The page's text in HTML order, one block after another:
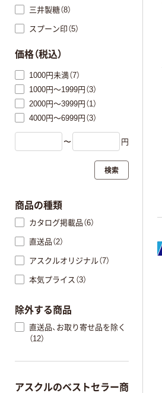
三井製糖（8）
スプーン印（5）
価格（税込）
1000円未満（7）
1000円～1999円（3）
2000円～3999円（1）
4000円～6999円（3）
〜 円
検索
商品の種類
カタログ掲載品（6）
直送品（2）
アスクルオリジナル（7）
本気プライス（3）
除外する商品
直送品、お取り寄せ品を除く
（12）
アスクルのベストセラー商